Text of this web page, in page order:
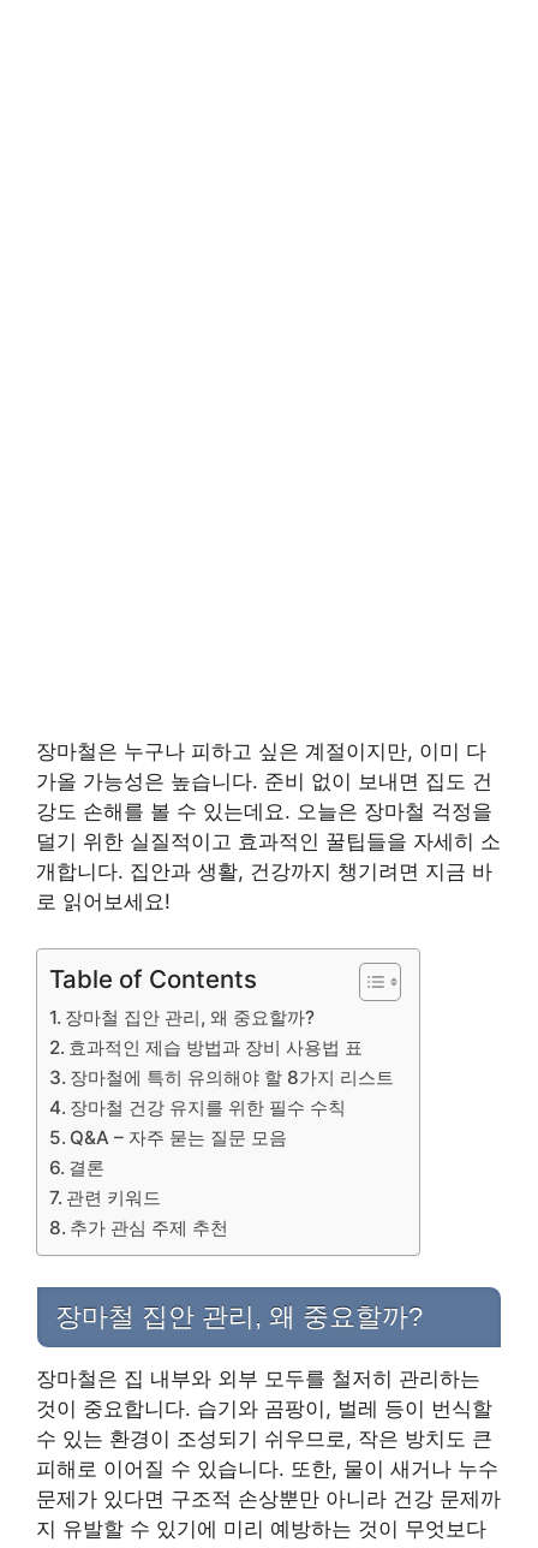
장마철은 누구나 피하고 싶은 계절이지만, 이미 다
가올 가능성은 높습니다. 준비 없이 보내면 집도 건
강도 손해를 볼 수 있는데요. 오늘은 장마철 걱정을
덜기 위한 실질적이고 효과적인 꿀팁들을 자세히 소
개합니다. 집안과 생활, 건강까지 챙기려면 지금 바
로 읽어보세요!
Table of Contents
장마철 집안 관리, 왜 중요할까?
효과적인 제습 방법과 장비 사용법 표
장마철에 특히 유의해야 할 8가지 리스트
장마철 건강 유지를 위한 필수 수칙
Q&A – 자주 묻는 질문 모음
결론
관련 키워드
추가 관심 주제 추천
장마철 집안 관리, 왜 중요할까?
장마철은 집 내부와 외부 모두를 철저히 관리하는
것이 중요합니다. 습기와 곰팡이, 벌레 등이 번식할
수 있는 환경이 조성되기 쉬우므로, 작은 방치도 큰
피해로 이어질 수 있습니다. 또한, 물이 새거나 누수
문제가 있다면 구조적 손상뿐만 아니라 건강 문제까
지 유발할 수 있기에 미리 예방하는 것이 무엇보다